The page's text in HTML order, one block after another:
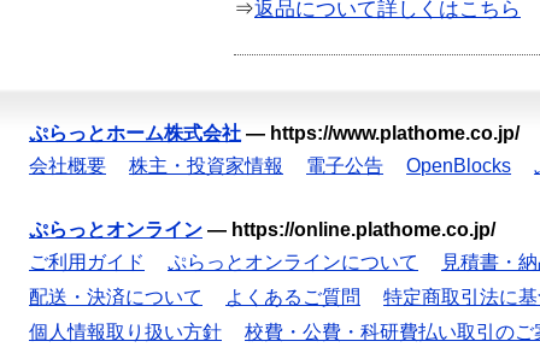
⇒返品について詳しくはこちら
ぷらっとホーム株式会社 — https://www.plathome.co.jp/
会社概要
株主・投資家情報 電子公告 OpenBlocks
ぷらっとオンライン — https://online.plathome.co.jp/
ご利用ガイド
ぷらっとオンラインについて
見積書・
配送・決済について
よくあるご質問
特定商取引法に
個人情報取り扱い方針
校費・公費・科研費払い取引のご